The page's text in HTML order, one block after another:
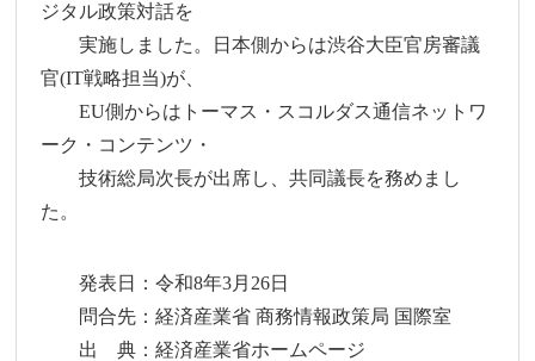
ジタル政策対話を
実施しました。日本側からは渋谷大臣官房審議
官(IT戦略担当)が、
EU側からはトーマス・スコルダス通信ネットワ
ーク・コンテンツ・
技術総局次長が出席し、共同議長を務めまし
た。
発表日：令和8年3月26日
問合先：経済産業省 商務情報政策局 国際室
出 典：経済産業省ホームページ